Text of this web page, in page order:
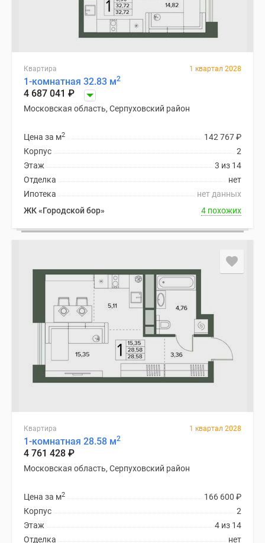
Квартира 1 квартал 2028
1-комнатная 32.83 м2
4 687 041 ₽
Московская область, Серпуховский район
142 767₽
Цена за м2
2
Корпус
3 из 14
Этаж
нет
Отделка
нет данных
Ипотека
ЖК «Городской бор»
4 похожих
Квартира 1 квартал 2028
1-комнатная 28.58 м2
4 761 428 ₽
Московская область, Серпуховский район
166 600 ₽
Цена за м2
2
Корпус
4 из 14
Этаж
нет
Отделка